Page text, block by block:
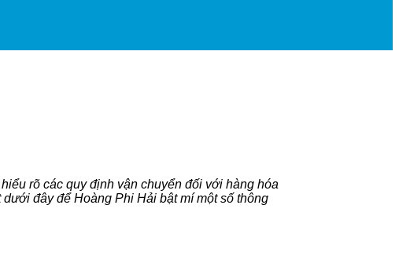
rõ các quy định vận chuyển đối với hàng hóa
đây để Hoàng Phi Hải bật mí một số thông